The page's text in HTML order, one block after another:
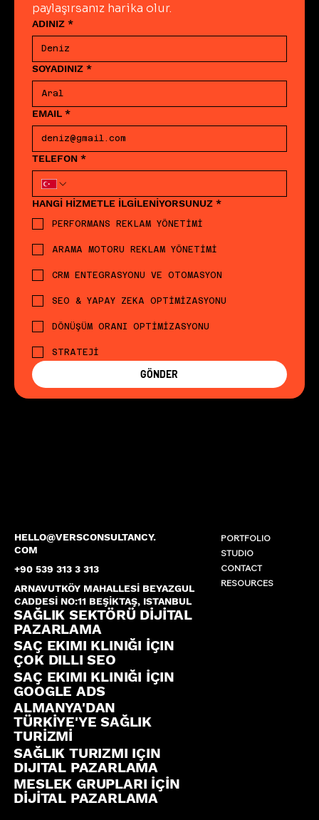
HELLO@VERSCONSULTANCY.
COM
+90 539 313 3 313
ARNAVUTKÖY MAHALLESİ BEYAZGUL
CADDESİ NO:11 BEŞİKTAŞ, ISTANBUL
SAĞLIK SEKTÖRÜ DİJİTAL
PAZARLAMA
SAÇ EKIMI KLINIĞI İÇIN
ÇOK DILLI SEO
SAÇ EKIMI KLINIĞI İÇIN
GOOGLE ADS
ALMANYA'DAN
TÜRKİYE'YE SAĞLIK
TURİZMİ
SAĞLIK TURIZMI IÇIN
DIJITAL PAZARLAMA
MESLEK GRUPLARI İÇİN
DİJİTAL PAZARLAMA
PORTFOLIO
STUDIO
CONTACT
RESOURCES
paylaşırsanız harika olur.
ADINIZ *
SOYADINIZ *
EMAIL *
TELEFON *
HANGİ HİZMETLE İLGİLENİYORSUNUZ *
PERFORMANS REKLAM YÖNETİMİ
ARAMA MOTORU REKLAM YÖNETİMİ
CRM ENTEGRASYONU VE OTOMASYON
SEO & YAPAY ZEKA OPTİMİZASYONU
DÖNÜŞÜM ORANI OPTİMİZASYONU
STRATEJİ
GÖNDER